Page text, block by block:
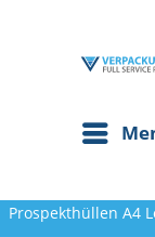
Prospekthüllen A4